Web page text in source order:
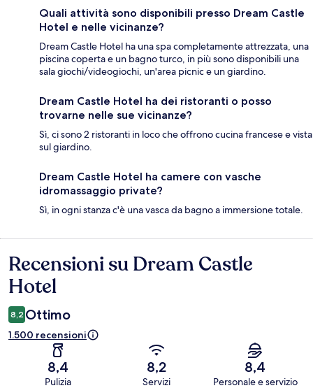
Quali attività sono disponibili presso Dream Castle
Hotel e nelle vicinanze?
Dream Castle Hotel ha una spa completamente attrezzata, una
piscina coperta e un bagno turco, in più sono disponibili una
sala giochi/videogiochi, un'area picnic e un giardino.
Dream Castle Hotel ha dei ristoranti o posso
trovarne nelle sue vicinanze?
Sì, ci sono 2 ristoranti in loco che offrono cucina francese e vista
sul giardino.
Dream Castle Hotel ha camere con vasche
idromassaggio private?
Sì, in ogni stanza c'è una vasca da bagno a immersione totale.
Recensioni
Recensioni su Dream Castle
Hotel
8,2 Ottimo
1.500 recensioni
8,4
Pulizia
8,2
Servizi
8,4
Personale e servizio